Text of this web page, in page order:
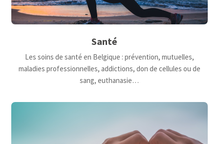
Santé
Les soins de santé en Belgique : prévention, mutuelles,
maladies professionnelles, addictions, don de cellules ou de
sang, euthanasie…